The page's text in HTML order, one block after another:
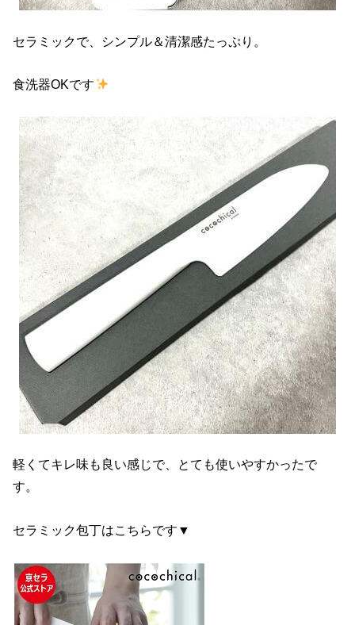
セラミックで、シンプル＆清潔感たっぷり。
食洗器OKです
軽くてキレ味も良い感じで、とても使いやすかったで
す。
セラミック包丁はこちらです▼